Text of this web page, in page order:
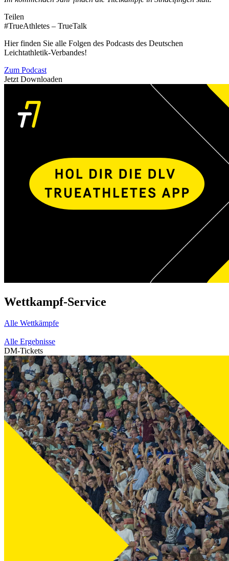
Teilen
#TrueAthletes – TrueTalk
Hier finden Sie alle Folgen des Podcasts des Deutschen
Leichtathletik-Verbandes!
Zum Podcast
Jetzt Downloaden
Wettkampf-Service
Alle Wettkämpfe
Alle Ergebnisse
DM-Tickets